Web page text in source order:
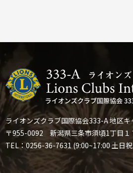
ライオンズクラブ国際協会333-A 地区
〒955-0092 新潟県三条市須頃1丁目１
TEL：0256-36-7631 (9:00~17:00 土日